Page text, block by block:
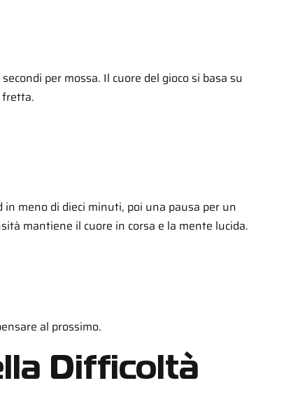
per mossa. Il cuore del gioco si basa su
fretta.
meno di dieci minuti, poi una pausa per un
mantiene il cuore in corsa e la mente lucida.
al prossimo.
Difficoltà